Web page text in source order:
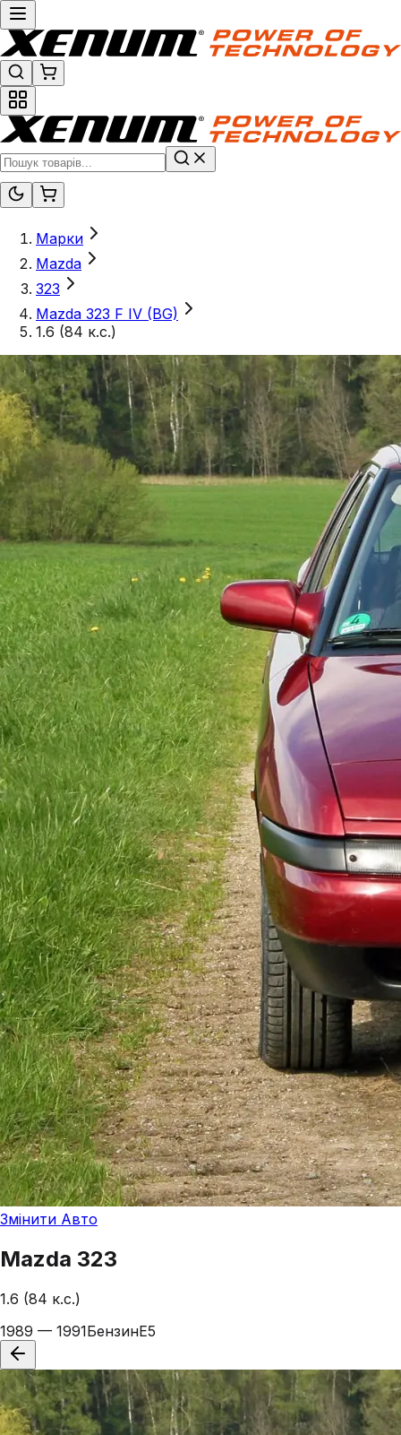
Марки
Mazda
323
Mazda 323 F IV (BG)
1.6 (84 к.с.)
Змінити Авто
Mazda 323
1.6 (84 к.с.)
1989 — 1991БензинE5